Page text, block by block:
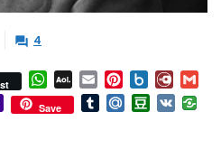
 4
WhatsApp
AOL
Mail
Email Pinterest
Box.net
YahooSave TumblrMail.RuDouban
VK